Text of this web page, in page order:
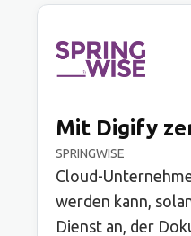
Mit Digify
SPRINGWISE
Cloud-
werden kann,
Dienst an, der